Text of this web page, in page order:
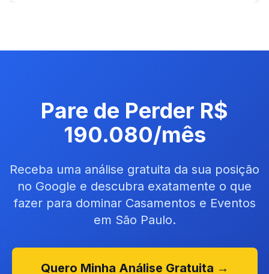
Pare de Perder R$
190.080/mês
Receba uma análise gratuita da sua posição
no Google e descubra exatamente o que
fazer para dominar Casamentos e Eventos
em São Paulo.
Quero Minha Análise Gratuita →